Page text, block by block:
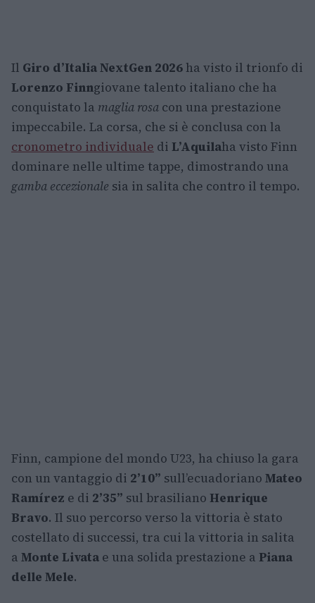
Il Giro d’Italia NextGen 2026 ha visto il trionfo di
Lorenzo Finngiovane talento italiano che ha
conquistato la maglia rosa con una prestazione
impeccabile. La corsa, che si è conclusa con la
cronometro individuale di L’Aquilaha visto Finn
dominare nelle ultime tappe, dimostrando una
gamba eccezionale sia in salita che contro il tempo.
Finn, campione del mondo U23, ha chiuso la gara
con un vantaggio di 2’10” sull’ecuadoriano Mateo
Ramírez e di 2’35” sul brasiliano Henrique
Bravo. Il suo percorso verso la vittoria è stato
costellato di successi, tra cui la vittoria in salita
a Monte Livata e una solida prestazione a Piana
delle Mele.